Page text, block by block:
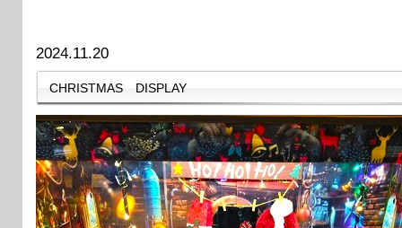
2024.11.20
CHRISTMAS DISPLAY